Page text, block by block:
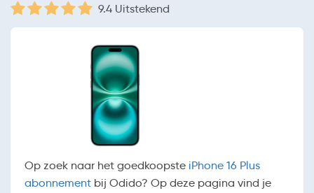
9.4 Uitstekend
Op zoek naar het goedkoopste iPhone 16 Plus
abonnement bij Odido? Op deze pagina vind je